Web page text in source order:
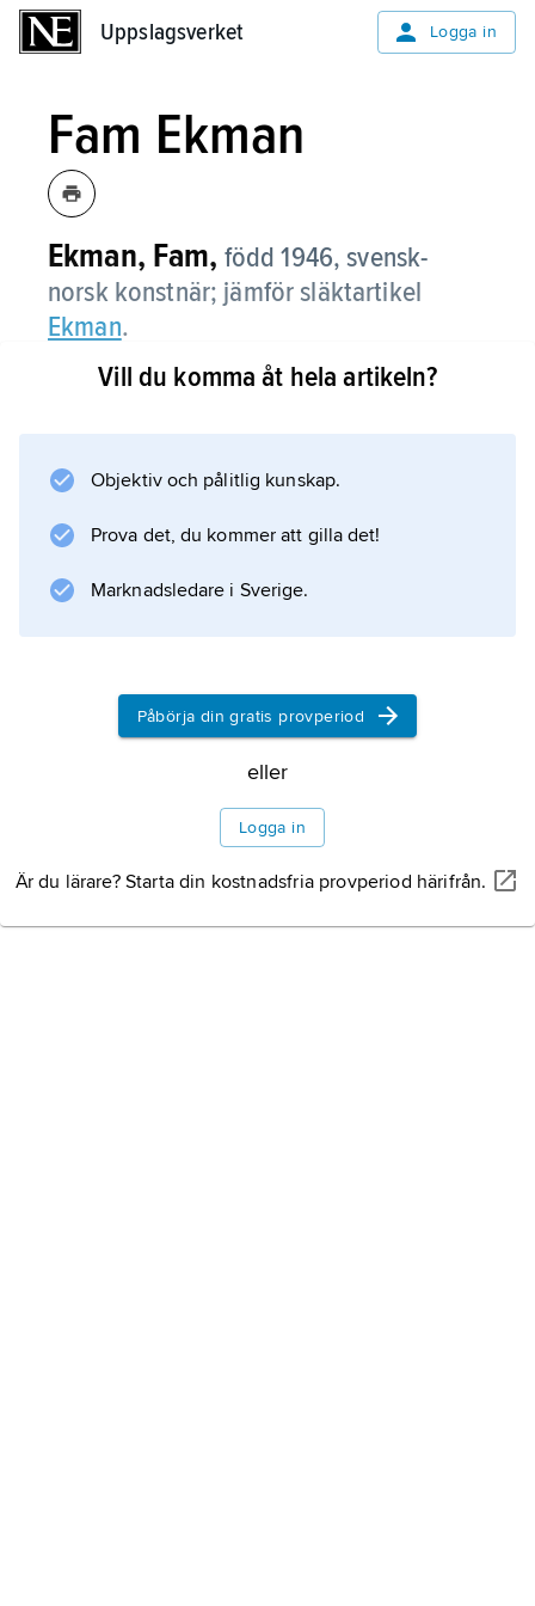
Uppslagsverket Logga in
Fam Ekman
Ekman, Fam, född 1946, svensk-
norsk konstnär; jämför släktartikel
Ekman.
Efter utbildning i Oslo vid Statens håndverks-
Ekman vid norsk TV som grafiker. Hon har
Vill du komma åt hela artikeln?
Objektiv och pålitlig kunskap.
Prova det, du kommer att gilla det!
Marknadsledare i Sverige.
Påbörja din gratis provperiod
eller
Logga in
Är du lärare? Starta din kostnadsfria provperiod härifrån.